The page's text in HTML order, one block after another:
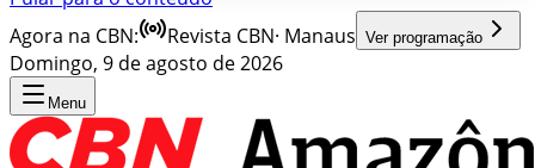
Agora na CBN:
Revista CBN· Manaus Ver programação
Domingo, 9 de agosto de 2026
Menu